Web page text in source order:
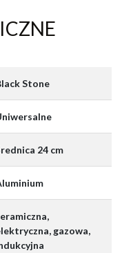
Stone
24 cm
gazowa,